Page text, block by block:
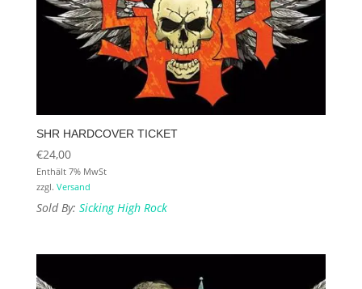
SHR HARDCOVER TICKET
€24,00
Enthält 7% MwSt
zzgl. Versand
Sold By: Sicking High Rock